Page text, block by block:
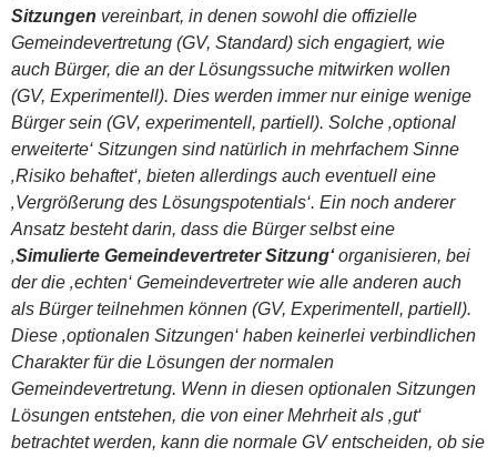
Sitzungen vereinbart, in denen sowohl die offizielle
Gemeindevertretung (GV, Standard) sich engagiert, wie
auch Bürger, die an der Lösungssuche mitwirken wollen
(GV, Experimentell). Dies werden immer nur einige wenige
Bürger sein (GV, experimentell, partiell). Solche ‚optional
erweiterte‘ Sitzungen sind natürlich in mehrfachem Sinne
‚Risiko behaftet‘, bieten allerdings auch eventuell eine
‚Vergrößerung des Lösungspotentials‘. Ein noch anderer
Ansatz besteht darin, dass die Bürger selbst eine
‚Simulierte Gemeindevertreter Sitzung‘organisieren, bei
der die ‚echten‘ Gemeindevertreter wie alle anderen auch
als Bürger teilnehmen können (GV, Experimentell, partiell).
Diese ‚optionalen Sitzungen‘ haben keinerlei verbindlichen
Charakter für die Lösungen der normalen
Gemeindevertretung. Wenn in diesen optionalen Sitzungen
Lösungen entstehen, die von einer Mehrheit als ‚gut‘
betrachtet werden, kann die normale GV entscheiden, ob sie